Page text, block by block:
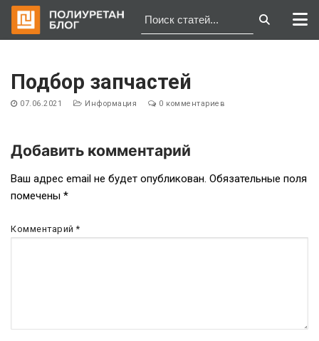
содержимому
Подбор запчастей
07.06.2021 Информация 0 комментариев
Навигация
по
записям
Добавить комментарий
Ваш адрес email не будет опубликован. Обязательные поля
помечены *
Комментарий*